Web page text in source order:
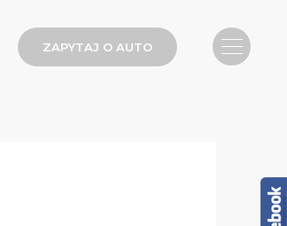
ZAPYTAJ O AUTO